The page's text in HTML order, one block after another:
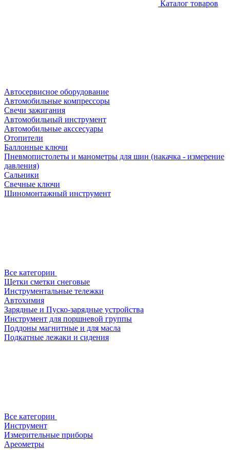
Каталог товаров
Автосервисное оборудование
Автомобильные компрессоры
Свечи зажигания
Автомобильный инструмент
Автомобильные акссесуары
Отопители
Баллонные ключи
Пневмопистолеты и манометры для шин (накачка - измерение
давления)
Сальники
Свечные ключи
Шиномонтажный инструмент
Все категории
Щетки сметки снеговые
Инструментальные тележки
Автохимия
Зарядные и Пуско-зарядные устройства
Инструмент для поршневой группы
Поддоны магнитные и для масла
Подкатные лежаки и сидения
Все категории
Инструмент
Измерительные приборы
Ареометры